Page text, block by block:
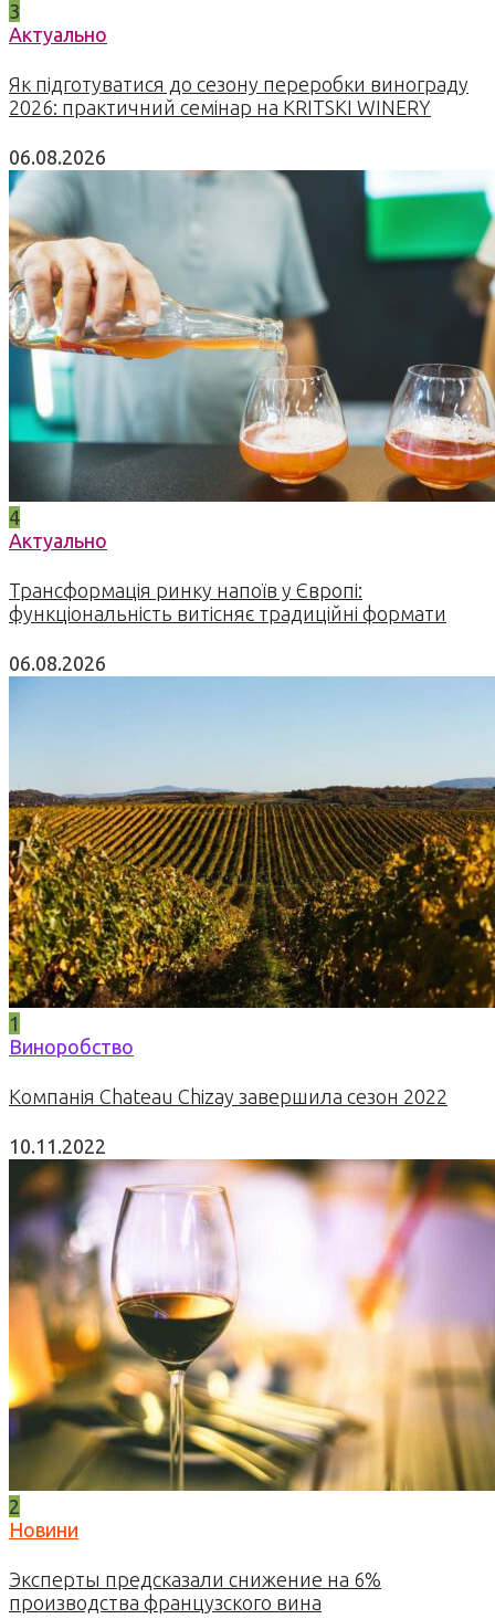
3
Актуально
Як підготуватися до сезону переробки винограду
2026: практичний семінар на KRITSKI WINERY
06.08.2026
4
Актуально
Трансформація ринку напоїв у Європі:
функціональність витісняє традиційні формати
06.08.2026
1
Виноробство
Компанія Chateau Chizay завершила сезон 2022
10.11.2022
2
Новини
Эксперты предсказали снижение на 6%
производства французского вина